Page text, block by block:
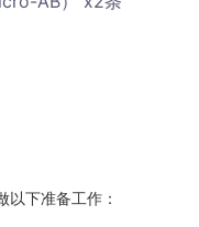
下准备工作：